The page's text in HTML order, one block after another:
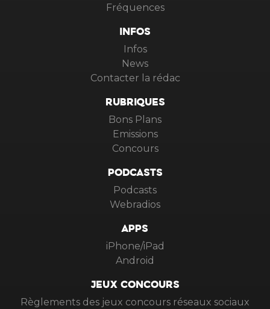
Fréquences
INFOS
Infos
News
Contacter la rédac
RUBRIQUES
Bons Plans
Emissions
Concours
PODCASTS
Podcasts
Webradios
APPS
iPhone/iPad
Android
JEUX CONCOURS
Règlements des jeux concours réseaux sociaux